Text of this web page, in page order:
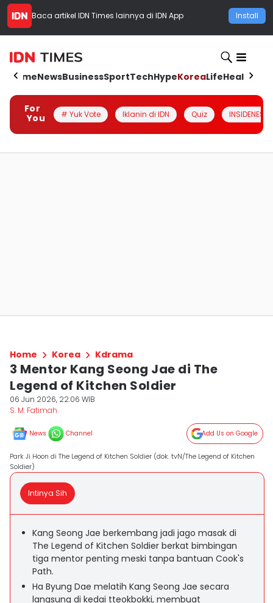
Baca artikel IDN Times lainnya di IDN App Install
HomeNewsBusinessSportTechHypeKoreaLifeHealth
For
You
# Yuk Vote Iklanin di IDN Quiz INSIDENESIA
Home Korea Kdrama
3 Mentor Kang Seong Jae di The
Legend of Kitchen Soldier
06 Jun 2026, 22:06 WIB
S. M. Fatimah
News Channel Add Us on Google
Park Ji Hoon di The Legend of Kitchen Soldier (dok. tvN/The Legend of Kitchen
Soldier)
Intinya Sih
Kang Seong Jae berkembang jadi jago masak di
The Legend of Kitchen Soldier berkat bimbingan
tiga mentor penting meski tanpa bantuan Cook's
Path.
Ha Byung Dae melatih Kang Seong Jae secara
langsung di kedai tteokbokki, membuat